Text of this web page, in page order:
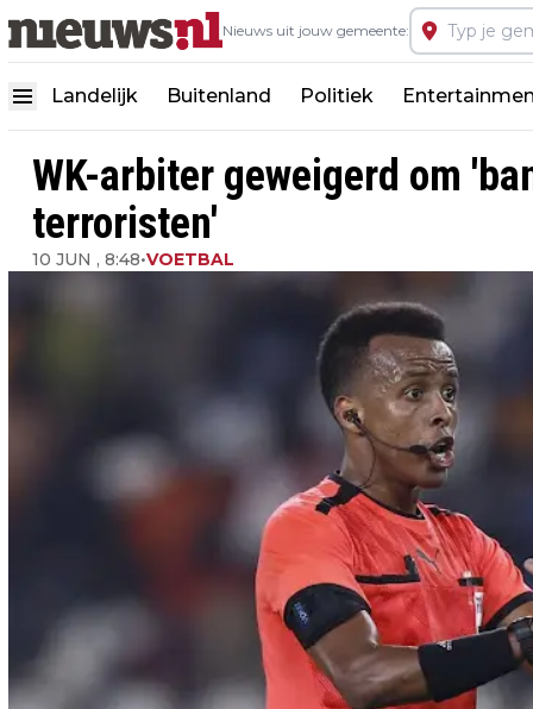
Nieuws uit jouw gemeente:
Landelijk Buitenland Politiek
WK-arbiter geweigerd om
terroristen'
10 JUN , 8:48•VOETBAL